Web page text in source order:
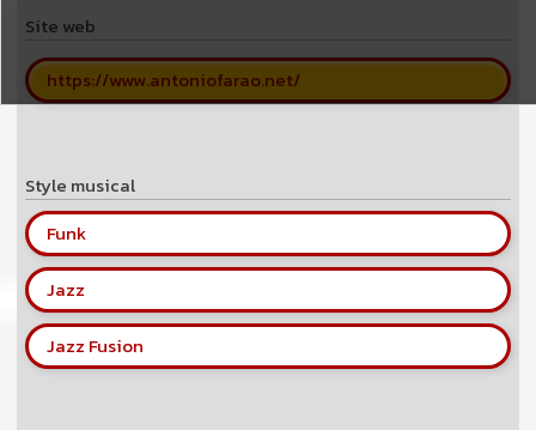
Site web
https://www.antoniofarao.net/
Style musical
Funk
Jazz
Jazz Fusion